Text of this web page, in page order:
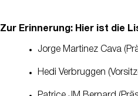
Zur Erinnerung: Hier ist die
Jorge Martinez Cava
Hedi Verbruggen